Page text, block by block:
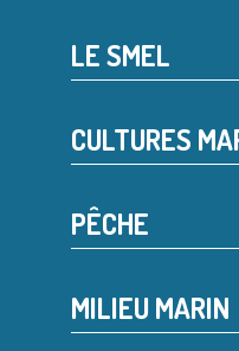
LE SMEL
CULTURES
PÊCHE
MILIEU MARIN